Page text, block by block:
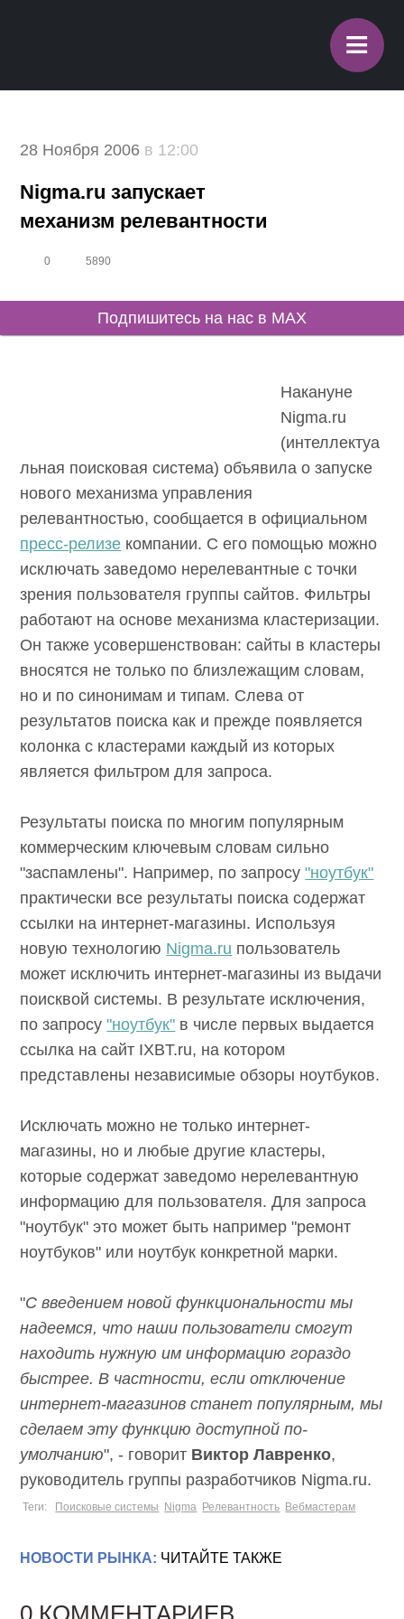
≡
28 Ноября 2006 в 12:00
Nigma.ru запускает
механизм релевантности
0 5890
Подпишитесь на нас в MAX
Накануне
Nigma.ru
(интеллектуа
льная поисковая система) объявила о запуске
нового механизма управления
релевантностью, сообщается в официальном
пресс-релизе компании. С его помощью можно
исключать заведомо нерелевантные с точки
зрения пользователя группы сайтов. Фильтры
работают на основе механизма кластеризации.
Он также усовершенствован: сайты в кластеры
вносятся не только по близлежащим словам,
но и по синонимам и типам. Слева от
результатов поиска как и прежде появляется
колонка с кластерами каждый из которых
является фильтром для запроса.
Результаты поиска по многим популярным
коммерческим ключевым словам сильно
"заспамлены". Например, по запросу"ноутбук"
практически все результаты поиска содержат
ссылки на интернет-магазины. Используя
новую технологию Nigma.ru пользователь
может исключить интернет-магазины из выдачи
поисквой системы. В результате исключения,
по запросу"ноутбук" в числе первых выдается
ссылка на сайт IXBT.ru, на котором
представлены независимые обзоры ноутбуков.
Исключать можно не только интернет-
магазины, но и любые другие кластеры,
которые содержат заведомо нерелевантную
информацию для пользователя. Для запроса
"ноутбук" это может быть например "ремонт
ноутбуков" или ноутбук конкретной марки.
"С введением новой функциональности мы
надеемся, что наши пользователи смогут
находить нужную им информацию гораздо
быстрее. В частности, если отключение
интернет-магазинов станет популярным, мы
сделаем эту функцию доступной по-
умолчанию", - говорит Виктор Лавренко,
руководитель группы разработчиков Nigma.ru.
Теги: Поисковые системы Nigma Релевантность Вебмастерам
НОВОСТИ РЫНКА: ЧИТАЙТЕ ТАКЖЕ
0 КОММЕНТАРИЕВ